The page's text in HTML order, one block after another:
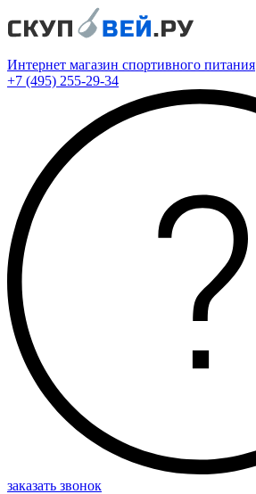
Интернет магазин спортивного питания
+7 (495) 255-29-34
заказать звонок